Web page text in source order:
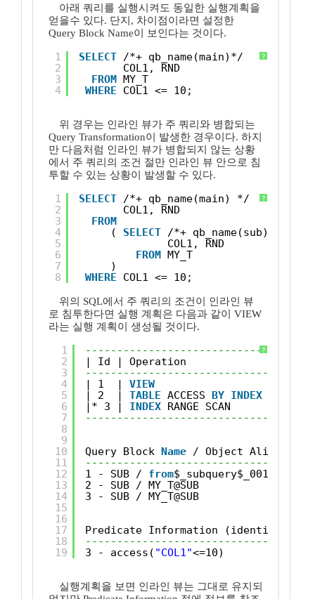
아래 쿼리를 실행시켜도 동일한 실행계획을
얻을수 있다. 단지, 차이점이라면 설정한
Query Block Name이 보인다는 것이다.
?
1
2
3
4
SELECT /*+ qb_name(main)*/
COL1, RND
FROM MY_T
WHERE
COL1 <= 10;
위 경우는 인라인 뷰가 주 쿼리와 병합되는
Query Transformation이 발생한 경우이다. 하지
만 다음처럼 인라인 뷰가 병합되지 않는 상황
에서 주 쿼리의 조건 절만 인라인 뷰 안으로 침
투할 수 있는 상황이 발생할 수 있다.
?
1
2
3
4
5
6
7
8
SELECT /*+ qb_name(main) */
COL1, RND
FROM
( SELECT /*+ qb_name(sub)
COL1, RND
FROM MY_T
)
WHERE
COL1 <= 10;
위의 SQL에서 주 쿼리의 조건이 인라인 뷰
로 침투한다면 실행 계획은 다음과 같이 VIEW
라는 실행 계획이 생성될 것이다.
?
1
2
3
4
5
6
7
8
9
10
11
12
13
14
15
16
17
18
19
| Id | Operation
| 1  | VIEW
| 2  | TABLE ACCESS BY INDEX
|* 3 | INDEX RANGE SCAN
Query Block Name / Object Alias
1 - SUB / from$_subquery$_001@MAIN
2 - SUB / MY_T@SUB
3 - SUB / MY_T@SUB
Predicate Information (identified
3 - access( "COL1"<=10)
실행계획을 보면 인라인 뷰는 그대로 유지되